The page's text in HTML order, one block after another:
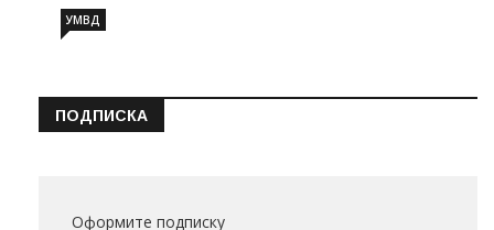
УМВД
ПОДПИСКА
Оформите подписку